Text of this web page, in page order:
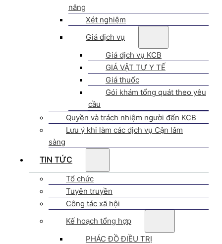
năng
Xét nghiệm
Giá dịch vụ
Giá dịch vụ KCB
GIÁ VẬT TƯ Y TẾ
Giá thuốc
Gói khám tổng quát theo yêu
cầu
Quyền và trách nhiệm người đến KCB
Lưu ý khi làm các dịch vụ Cận lâm
sàng
TIN TỨC
Tổ chức
Tuyên truyền
Công tác xã hội
Kế hoạch tổng hợp
PHÁC ĐỒ ĐIỀU TRỊ